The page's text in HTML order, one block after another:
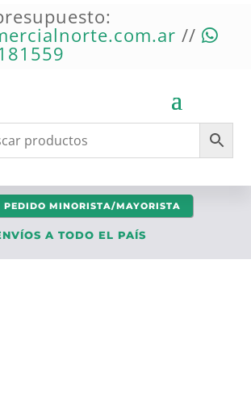
//
PEDIDO MINORISTA/MAYORISTA
A TODO EL PAÍS